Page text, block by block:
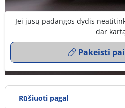
Jei jūsų padangos dydis
dar
Pakeisti
Rūšiuoti pagal